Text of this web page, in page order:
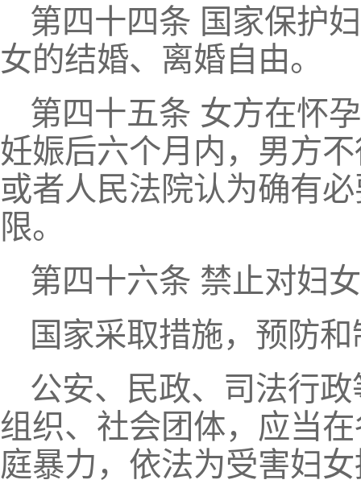
第四十四条 国家保护
女的结婚、离婚自由。
第四十五条 女方在怀
妊娠后六个月内，男方
或者人民法院认为确有
限。
第四十六条 禁止对妇
国家采取措施，预防
公安、民政、司法行
组织、社会团体，应当
庭暴力，依法为受害妇